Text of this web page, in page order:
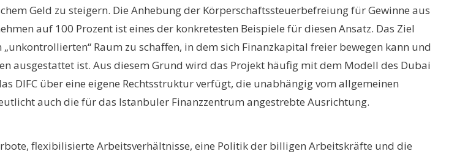
Geld zu steigern. Die Anhebung der Körperschaftssteuerbefreiung für Gewinne aus
auf 100 Prozent ist eines der konkretesten Beispiele für diesen Ansatz. Das Ziel
Raum zu schaffen, in dem sich Finanzkapital freier bewegen kann und
ausgestattet ist. Aus diesem Grund wird das Projekt häufig mit dem Modell des Dubai
DIFC über eine eigene Rechtsstruktur verfügt, die unabhängig vom allgemeinen
auch die für das Istanbuler Finanzzentrum angestrebte Ausrichtung.
flexibilisierte Arbeitsverhältnisse, eine Politik der billigen Arbeitskräfte und die